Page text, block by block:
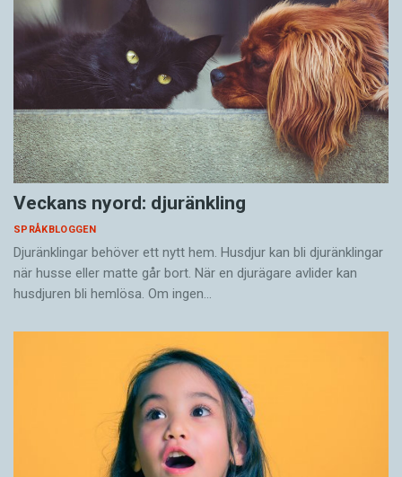
Veckans nyord: djuränkling
SPRÅKBLOGGEN
Djuränklingar behöver ett nytt hem. Husdjur kan bli djuränklingar
när husse eller matte går bort. När en djurägare avlider kan
husdjuren bli hemlösa. Om ingen…